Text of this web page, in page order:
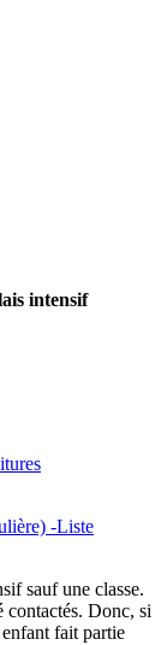
intensif
-Liste
sauf une classe.
contactés. Donc, si
fait partie